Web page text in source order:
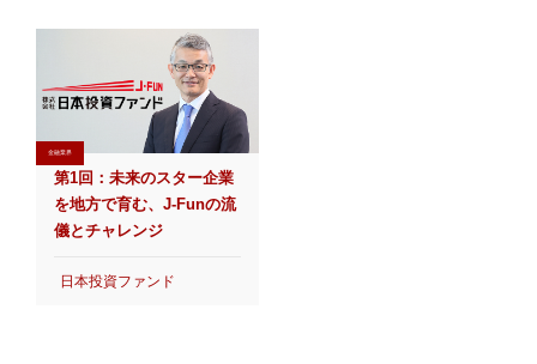
金融業界
第1回：未来のスター企業
を地方で育む、J-Funの流
儀とチャレンジ
日本投資ファンド